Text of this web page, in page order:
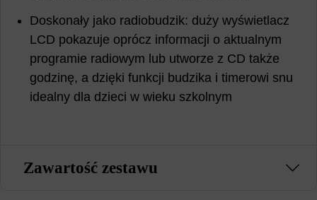
Doskonały jako radiobudzik: duży wyświetlacz
LCD pokazuje oprócz informacji o aktualnym
programie radiowym lub utworze z CD także
godzinę, a dzięki funkcji budzika i timerowi snu
idealny dla dzieci w wieku szkolnym
Zawartość zestawu